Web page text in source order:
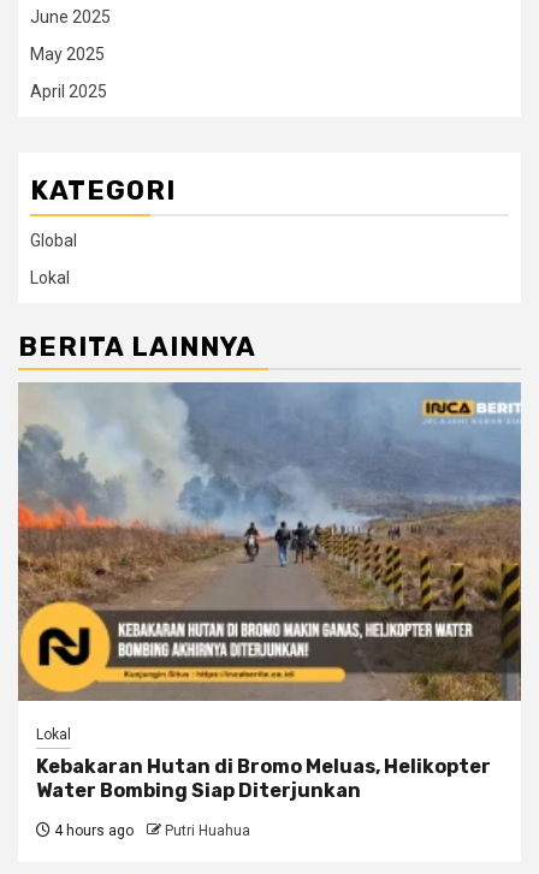
June 2025
May 2025
April 2025
KATEGORI
Global
Lokal
BERITA LAINNYA
Lokal
Kebakaran Hutan di Bromo Meluas, Helikopter
Water Bombing Siap Diterjunkan
4 hours ago Putri Huahua